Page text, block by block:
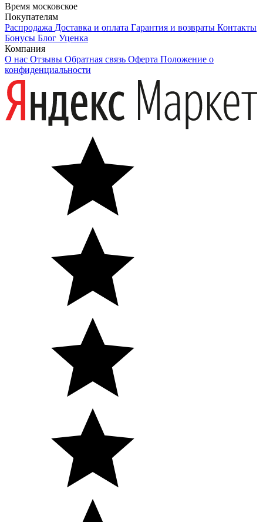
Время московское
Покупателям
Распродажа Доставка и оплата Гарантия и возвраты Контакты
Бонусы Блог Уценка
Компания
О нас Отзывы Обратная связь Оферта Положение о
конфиденциальности